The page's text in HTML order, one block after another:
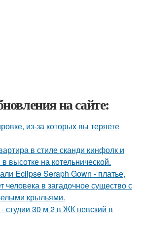
на сайте:
из-за которых вы теряете
в стиле сканди кинфолк и
высотке на котельнической.
Eclipse Seraph Gown - платье,
человека в загадочное существо с
крыльями.
студии 30 м 2 в ЖК невский в